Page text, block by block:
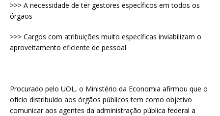
>>> A necessidade de ter gestores específicos em todos os
órgãos
>>> Cargos com atribuições muito específicas inviabilizam o
aproveitamento eficiente de pessoal
Procurado pelo UOL, o Ministério da Economia afirmou que o
ofício distribuído aos órgãos públicos tem como objetivo
comunicar aos agentes da administração pública federal a